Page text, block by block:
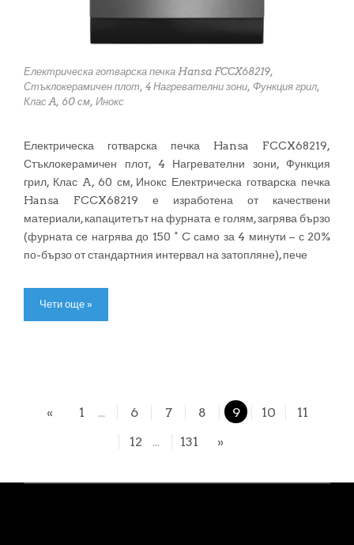
Електрическа готварска печка Hansa FCCX68219,
Стъклокерамичен плот, 4 Нагревателни зони, Функция грил,
Клас A, 60 см, Инокс
Електрическа готварска печка Hansa FCCX68219,
Стъклокерамичен плот, 4 Нагревателни зони, Функция
грил, Клас A, 60 см, Инокс Електрическа готварска печка
Hansa FCCX68219 е изработена от качествени
материали, капацитетът на фурната е голям, загрява бързо
(фурната се нагрява до 150 ° C само за 4 минути – с 20%
по-бързо от стандартния интервал на затопляне), пече
Чети още »
« 1 ... 6 7 8 9 10
11
12
... 131 »